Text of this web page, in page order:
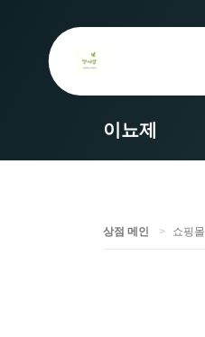
이뇨제
상점 메인 쇼핑몰